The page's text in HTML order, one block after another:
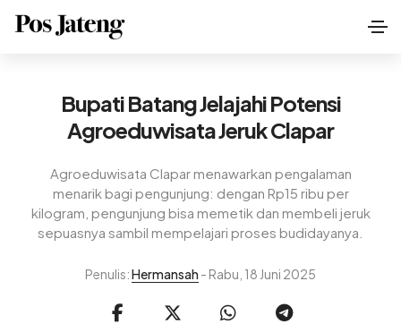
Bupati Batang Jelajahi Potensi
Agroeduwisata Jeruk Clapar
Agroeduwisata Clapar menawarkan pengalaman
menarik bagi pengunjung: dengan Rp15 ribu per
kilogram, pengunjung bisa memetik dan membeli jeruk
sepuasnya sambil mempelajari proses budidayanya.
Penulis:Hermansah - Rabu, 18 Juni 2025